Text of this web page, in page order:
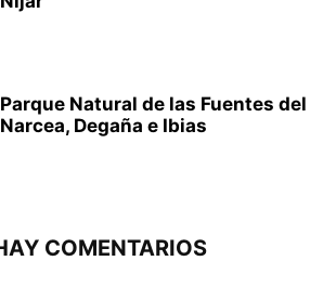
Parque Natural de las Fuentes del
Narcea, Degaña e Ibias
COMENTARIOS